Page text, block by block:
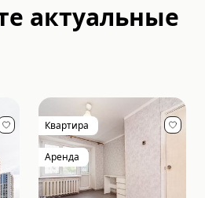
актуальные
Квартира
Аренда